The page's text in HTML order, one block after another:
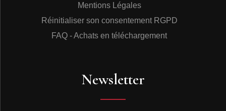
Mentions Légales
Réinitialiser son consentement RGPD
FAQ - Achats en téléchargement
Newsletter